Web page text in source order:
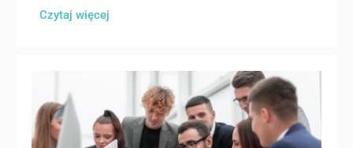
Czytaj więcej